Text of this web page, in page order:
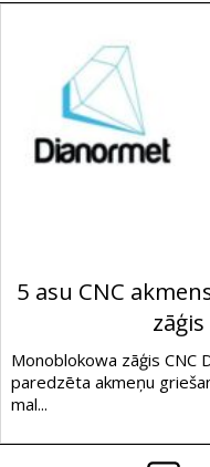
5 asu CNC
Monoblokowa zāģis CNC
paredzēta akmeņu
mal...